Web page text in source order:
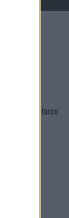
Agostina Diturco